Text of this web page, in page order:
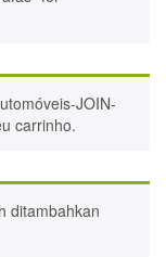
JOIN-
carrinho.
ditambahkan